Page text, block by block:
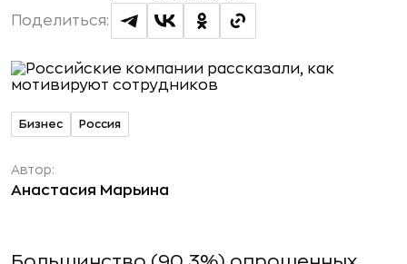
Поделиться:
Бизнес Россия
Автор:
Анастасия Марьина